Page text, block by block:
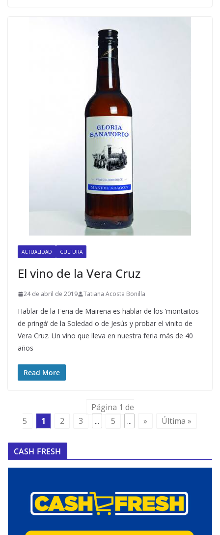
ACTUALIDAD CULTURA
El vino de la Vera Cruz
24 de abril de 2019 Tatiana Acosta Bonilla
Hablar de la Feria de Mairena es hablar de los ‘montaitos
de pringá’ de la Soledad o de Jesús y probar el vinito de
Vera Cruz. Un vino que lleva en nuestra feria más de 40
años
Read More
Página 1 de
5
1 2 3 ... 5 ... » Última »
CASH FRESH